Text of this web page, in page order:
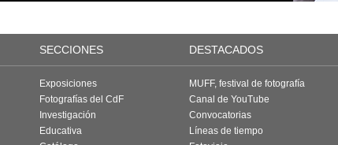
SECCIONES DESTACADOS
Exposiciones
Fotografías del CdF
Investigación
Educativa
MUFF, festival de fotografía
Canal de YouTube
Convocatorias
Líneas de tiempo